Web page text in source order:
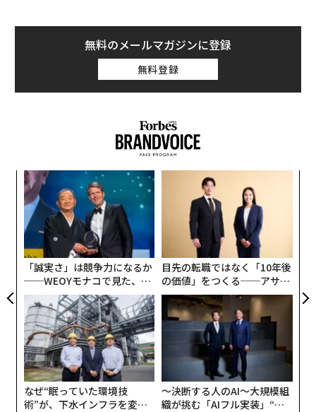
無料のメールマガジンに登録
無料登録
「誠実さ」は競争力になるか
──WEOYモナコで見た、く
ら寿司の経営哲学
目先の転職ではなく「10年後
の価値」をつくる──アサイ
ンの長期伴走型支援とは
なぜ“眠っていた環境技
術”が、下水インフラを変え
〜決断する人のAI〜大規模組
織が挑む「AIフル実装」“使